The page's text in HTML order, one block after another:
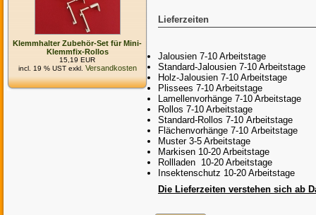
Klemmhalter Zubehör-Set für Mini-
Klemmfix-Rollos
15,19 EUR
incl. 19 % UST exkl. Versandkosten
Lieferzeiten
Jalousien 7-10 Arbeitstage
Standard-Jalousien 7-10 Arbeitstage
Holz-Jalousien 7-10 Arbeitstage
Plissees 7-10 Arbeitstage
Lamellenvorhänge 7-10 Arbeitstage
Rollos 7-10 Arbeitstage
Standard-Rollos 7-10 Arbeitstage
Flächenvorhänge 7-10 Arbeitstage
Muster 3-5 Arbeitstage
Markisen 10-20 Arbeitstage
Rollladen 10-20 Arbeitstage
Insektenschutz 10-20 Arbeitstage
Die Lieferzeiten verstehen sich ab